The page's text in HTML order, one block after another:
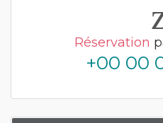
Réservation
+00 00